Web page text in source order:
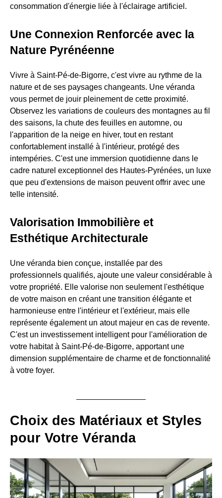
consommation d'énergie liée à l'éclairage artificiel.
Une Connexion Renforcée avec la
Nature Pyrénéenne
Vivre à Saint-Pé-de-Bigorre, c'est vivre au rythme de la
nature et de ses paysages changeants. Une véranda
vous permet de jouir pleinement de cette proximité.
Observez les variations de couleurs des montagnes au fil
des saisons, la chute des feuilles en automne, ou
l'apparition de la neige en hiver, tout en restant
confortablement installé à l'intérieur, protégé des
intempéries. C'est une immersion quotidienne dans le
cadre naturel exceptionnel des Hautes-Pyrénées, un luxe
que peu d'extensions de maison peuvent offrir avec une
telle intensité.
Valorisation Immobilière et
Esthétique Architecturale
Une véranda bien conçue, installée par des
professionnels qualifiés, ajoute une valeur considérable à
votre propriété. Elle valorise non seulement l'esthétique
de votre maison en créant une transition élégante et
harmonieuse entre l'intérieur et l'extérieur, mais elle
représente également un atout majeur en cas de revente.
C'est un investissement intelligent pour l'amélioration de
votre habitat à Saint-Pé-de-Bigorre, apportant une
dimension supplémentaire de charme et de fonctionnalité
à votre foyer.
Choix des Matériaux et Styles
pour Votre Véranda